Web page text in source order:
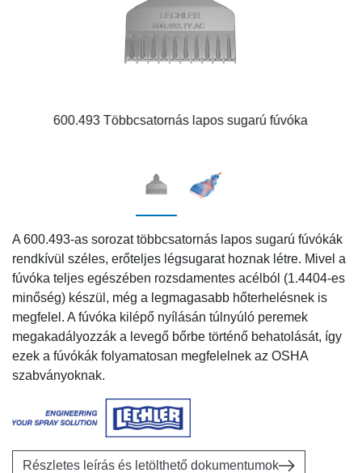
600.493 Többcsatornás lapos sugarú fúvóka
A 600.493-as sorozat többcsatornás lapos sugarú fúvókák
rendkívül széles, erőteljes légsugarat hoznak létre. Mivel a
fúvóka teljes egészében rozsdamentes acélból (1.4404-es
minőség) készül, még a legmagasabb hőterhelésnek is
megfelel. A fúvóka kilépő nyílásán túlnyúló peremek
megakadályozzák a levegő bőrbe történő behatolását, így
ezek a fúvókák folyamatosan megfelelnek az OSHA
szabványoknak.
Részletes leírás és letölthető dokumentumok